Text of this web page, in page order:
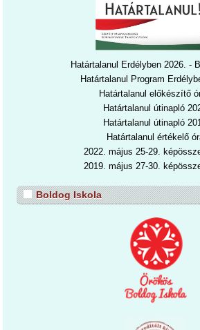
Határtalanul Erdélyben 2026. -
Határtalanul Program
Határtalanul előkészítő
Határtalanul útinapló
Határtalanul útinapl ó
Határtalanul értékelő
2022. május 25-29.
2019. május 27-30.
Boldog Iskola